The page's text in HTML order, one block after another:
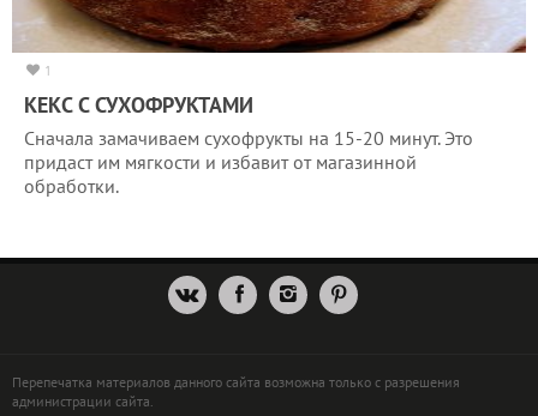
1
КЕКС С СУХОФРУКТАМИ
Сначала замачиваем сухофрукты на 15-20 минут. Это
придаст им мягкости и избавит от магазинной
обработки.
Перепечатка материалов данного сайта возможна только с разрешения
администрации сайта.